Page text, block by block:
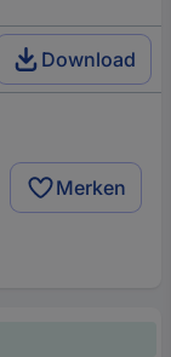
Download
Merken